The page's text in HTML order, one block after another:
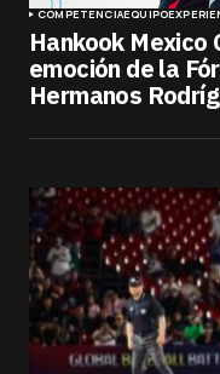
COMPETENCIAEQUIPO
Hankook Mexico
emoción de la
Hermanos